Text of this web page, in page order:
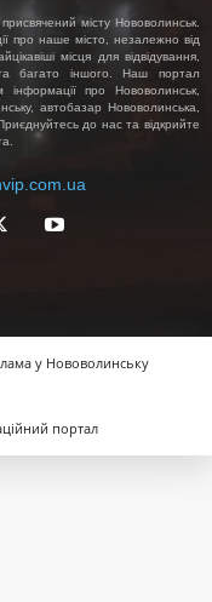
місту Нововолинськ.
про наше місто, незалежно від
місця для відвідування,
та багато іншого. Наш портал
про Нововолинськ,
автобазар Нововолинська,
до нас та відкрийте
у Нововолинську
портал